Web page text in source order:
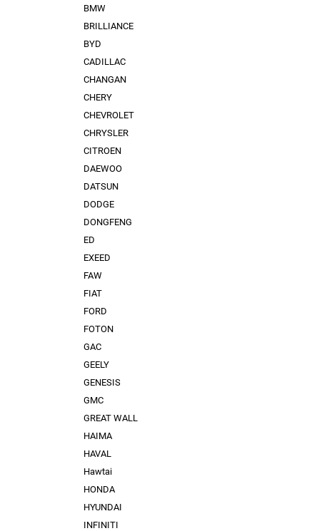
BMW
BRILLIANCE
BYD
CADILLAC
CHANGAN
CHERY
CHEVROLET
CHRYSLER
CITROEN
DAEWOO
DATSUN
DODGE
DONGFENG
ED
EXEED
FAW
FIAT
FORD
FOTON
GAC
GEELY
GENESIS
GMC
GREAT WALL
HAIMA
HAVAL
Hawtai
HONDA
HYUNDAI
INFINITI